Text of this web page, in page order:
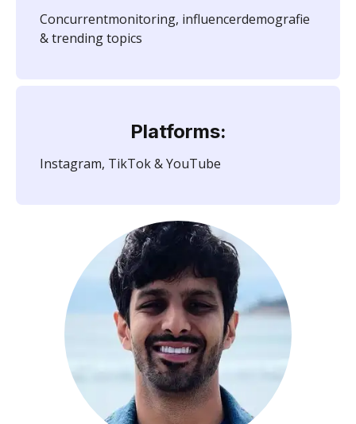
Concurrentmonitoring, influencerdemografie
& trending topics
Platforms:
Instagram, TikTok & YouTube